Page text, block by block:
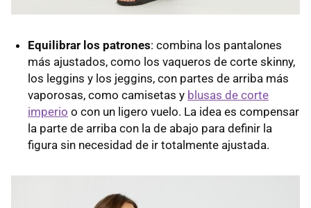
Equilibrar los patrones: combina los pantalones
más ajustados, como los vaqueros de corte skinny,
los leggins y los jeggins, con partes de arriba más
vaporosas, como camisetas y blusas de corte
imperio o con un ligero vuelo. La idea es compensar
la parte de arriba con la de abajo para definir la
figura sin necesidad de ir totalmente ajustada.